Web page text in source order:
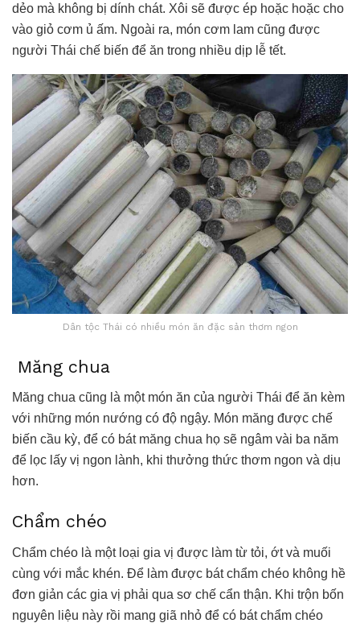
dẻo mà không bị dính chát. Xôi sẽ được ép hoặc hoặc cho
vào giỏ cơm ủ ấm. Ngoài ra, món cơm lam cũng được
người Thái chế biến để ăn trong nhiều dịp lễ tết.
Dân tộc Thái có nhiều món ăn đặc sản thơm ngon
Măng chua
Măng chua cũng là một món ăn của người Thái để ăn kèm
với những món nướng có độ ngậy. Món măng được chế
biến cầu kỳ, để có bát măng chua họ sẽ ngâm vài ba năm
để lọc lấy vị ngon lành, khi thưởng thức thơm ngon và dịu
hơn.
Chẩm chéo
Chẩm chéo là một loại gia vị được làm từ tỏi, ớt và muối
cùng với mắc khén. Để làm được bát chẩm chéo không hề
đơn giản các gia vị phải qua sơ chế cẩn thận. Khi trộn bốn
nguyên liệu này rồi mang giã nhỏ để có bát chẩm chéo